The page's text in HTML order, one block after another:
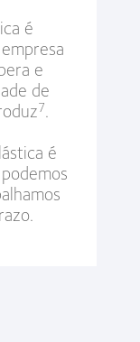
é
e
de
7.
é